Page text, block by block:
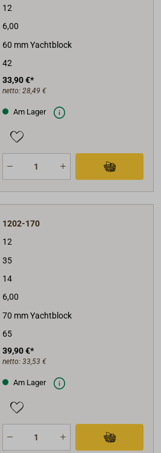
12
6,00
60 mm Yachtblock
42
33,90 €*
netto: 28,49 €
Am Lager
1202-170
12
35
14
6,00
70 mm Yachtblock
65
39,90 €*
netto: 33,53 €
Am Lager